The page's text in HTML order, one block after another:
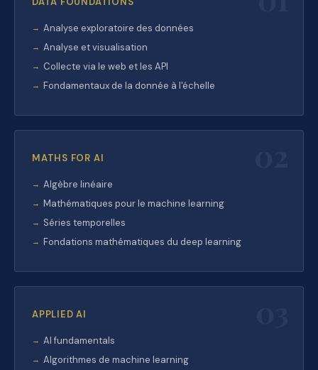
Analyse exploratoire des données
Analyse et visualisation
Collecte via le web et les API
Fondamentaux de la donnée à l'échelle
MATHS FOR AI
Algèbre linéaire
Mathématiques pour le machine learning
Séries temporelles
Fondations mathématiques du deep learning
APPLIED AI
AI fundamentals
Algorithmes de machine learning